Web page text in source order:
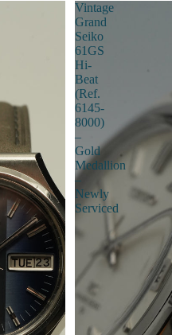
Vintage
Grand
Seiko
61GS
Hi-
Beat
(Ref.
6145-
8000)
–
Gold
Medallion
–
Newly
Serviced